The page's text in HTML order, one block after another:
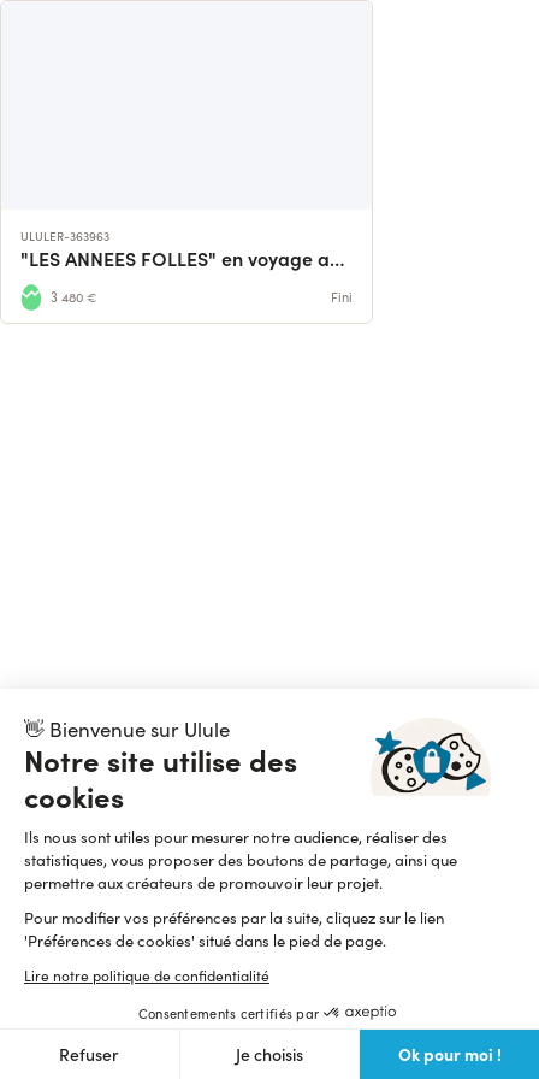
👋 Bienvenue sur Ulule
Notre site utilise des
cookies
Ils nous sont utiles pour mesurer notre audience, réaliser des
statistiques, vous proposer des boutons de partage, ainsi que
permettre aux créateurs de promouvoir leur projet.
Pour modifier vos préférences par la suite, cliquez sur le lien
'Préférences de cookies' situé dans le pied de page.
Lire notre politique de confidentialité
Consentements certifiés par
Refuser Je choisis Ok pour moi !
ULULER-363963
"LES ANNEES FOLLES" en voyage avec Flore Betty !
3 480 € Fini